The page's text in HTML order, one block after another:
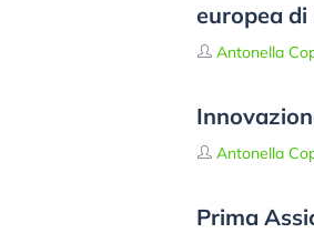
europea di
Antonella
Antonella
Prima